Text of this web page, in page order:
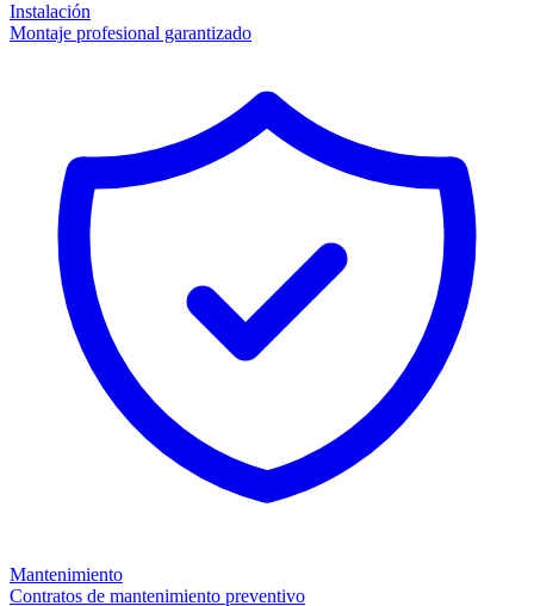
Instalación
Montaje profesional garantizado
Mantenimiento
Contratos de mantenimiento preventivo